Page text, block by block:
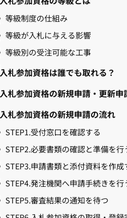
等級制度の仕組み
等級が入札に与える影響
等級別の受注可能な工事
入札参加資格は誰でも取れる？
入札参加資格の新規申請・更新申
入札参加資格の新規申請の流れ
STEP1.受付窓口を確認する
STEP2.必要書類の確認と準備を行
STEP3.申請書類と添付資料を作成
STEP4.発注機関へ申請手続きを行
STEP5.審査結果の通知を待つ